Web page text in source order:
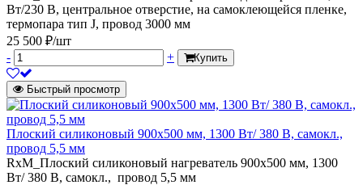
Вт/230 В, центральное отверстие, на самоклеющейся пленке,
термопара тип J, провод 3000 мм
25 500 ₽/шт
-
+ Купить
Быстрый просмотр
Плоский силиконовый 900х500 мм, 1300 Вт/ 380 В, самокл.,
провод 5,5 мм
RxM_Плоский силиконовый нагреватель 900х500 мм, 1300
Вт/ 380 В, самокл., провод 5,5 мм